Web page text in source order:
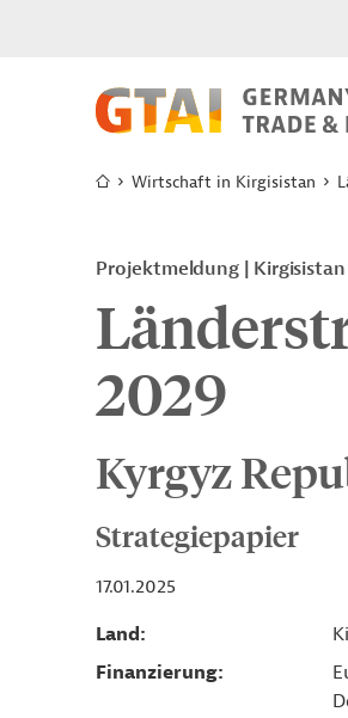
Wirtschaft in Kirgisistan
Projektmeldung Kirgisistan
2029
Kyrgyz
Strategiepapier
17.01.2025
Land
Finanzierung